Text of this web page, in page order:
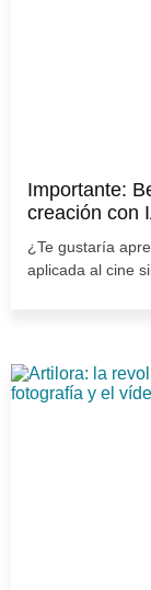
Importante:
creación con
¿Te gustaría
aplicada al cine